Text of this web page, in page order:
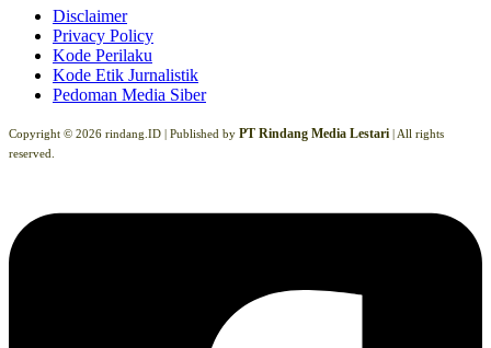
Disclaimer
Privacy Policy
Kode Perilaku
Kode Etik Jurnalistik
Pedoman Media Siber
Copyright © 2026 rindang.ID | Published by PT Rindang Media Lestari | All rights
reserved.